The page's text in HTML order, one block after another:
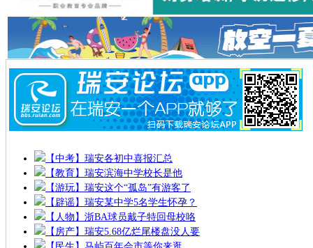
【中考】瑞安各初中喜报汇总
【教育】瑞安滨海中学校长是他
【游玩】瑞安这个“孤岛”有游客了
【辟谣】瑞安某中学5名学生怀孕？
【人物】浙BA球员戴子特回母校咯
【房产】瑞安5.68亿烂尾楼盘没人要